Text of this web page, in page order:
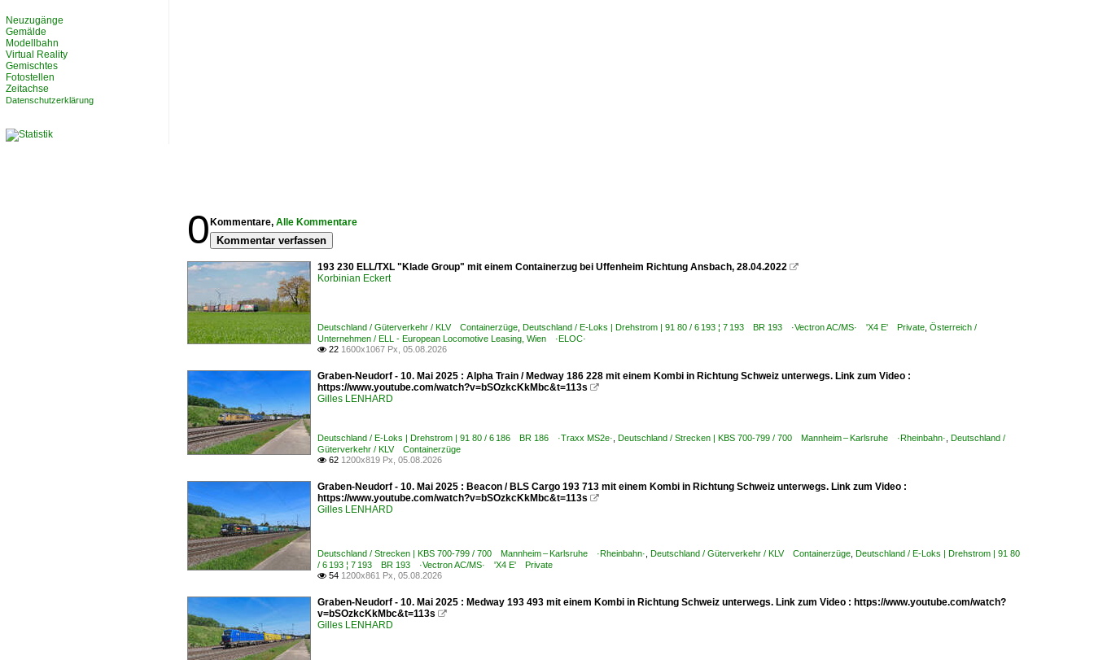
0 Kommentare, Alle Kommentare
Kommentar verfassen
193 230 ELL/TXL "Klade Group" mit einem Containerzug bei Uffenheim Richtung Ansbach, 28.04.2022 
Korbinian Eckert
Deutschland / Güterverkehr / KLV Containerzüge Deutschland / E-Loks | Drehstrom | 91 80 / 6 193 ¦ 7 193 BR 193 ·Vectron AC/MS· 'X4 E' Private Österreich /
Unternehmen / ELL - European Locomotive Leasing, Wien ·ELOC·
 22 1600x1067 Px, 05.08.2026
Graben-Neudorf - 10. Mai 2025 : Alpha Train / Medway 186 228 mit einem Kombi in Richtung Schweiz unterwegs. Link zum Video :
https://www.youtube.com/watch?v=bSOzkcKkMbc&t=113s 
Gilles LENHARD
Deutschland / E-Loks | Drehstrom | 91 80 / 6 186 BR 186 ·Traxx MS2e· Deutschland / Strecken | KBS 700-799 / 700 Mannheim – Karlsruhe ·Rheinbahn· Deutschland /
Güterverkehr / KLV Containerzüge
 62 1200x819 Px, 05.08.2026
Graben-Neudorf - 10. Mai 2025 : Beacon / BLS Cargo 193 713 mit einem Kombi in Richtung Schweiz unterwegs. Link zum Video :
https://www.youtube.com/watch?v=bSOzkcKkMbc&t=113s 
Gilles LENHARD
Deutschland / Strecken | KBS 700-799 / 700 Mannheim – Karlsruhe ·Rheinbahn· Deutschland / Güterverkehr / KLV Containerzüge Deutschland / E-Loks | Drehstrom | 91 80
/ 6 193 ¦ 7 193 BR 193 ·Vectron AC/MS· 'X4 E' Private
 54 1200x861 Px, 05.08.2026
Graben-Neudorf - 10. Mai 2025 : Medway 193 493 mit einem Kombi in Richtung Schweiz unterwegs. Link zum Video : https://www.youtube.com/watch?
v=bSOzkcKkMbc&t=113s 
Gilles LENHARD
Neuzugänge
Gemälde
Modellbahn
Virtual Reality
Gemischtes
Fotostellen
Zeitachse
Datenschutzerklärung